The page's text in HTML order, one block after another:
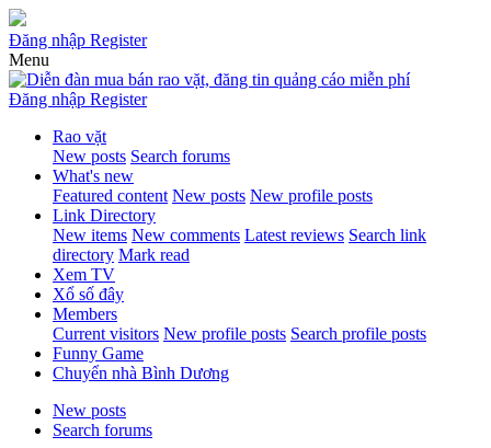
Đăng nhập Register
Menu
Đăng nhập Register
Rao vặt
New posts Search forums
What's new
Featured content New posts New profile posts
Link Directory
New items New comments Latest reviews Search link
directory Mark read
Xem TV
Xổ số đây
Members
Current visitors New profile posts Search profile posts
Funny Game
Chuyển nhà Bình Dương
New posts
Search forums